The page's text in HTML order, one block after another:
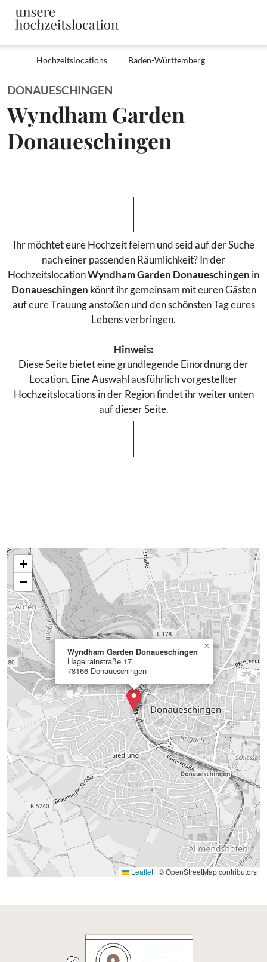
Hochzeitslocations Baden-Württemberg
DONAUESCHINGEN
Wyndham Garden
Donaueschingen
Ihr möchtet eure Hochzeit feiern und seid auf der Suche
nach einer passenden Räumlichkeit? In der
HochzeitslocationWyndham Garden Donaueschingen in
Donaueschingen könnt ihr gemeinsam mit euren Gästen
auf eure Trauung anstoßen und den schönsten Tag eures
Lebens verbringen.
Hinweis:
Diese Seite bietet eine grundlegende Einordnung der
Location. Eine Auswahl ausführlich vorgestellter
Hochzeitslocations in der Region findet ihr weiter unten
auf dieser Seite.
Wyndham Garden Donaueschingen
Hagelrainstraße 17
78166 Donaueschingen
×
+
−
Leaflet | © OpenStreetMap contributors